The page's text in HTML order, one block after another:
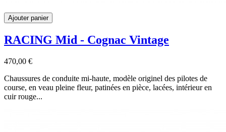
Ajouter panier
RACING Mid - Cognac Vintage
470,00 €
Chaussures de conduite mi-haute, modèle originel des pilotes de
course, en veau pleine fleur, patinées en pièce, lacées, intérieur en
cuir rouge...